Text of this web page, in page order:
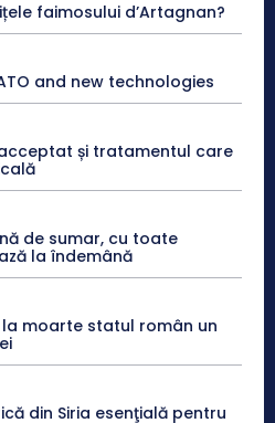
faimosului d’Artagnan?
and new technologies
și tratamentul care
de sumar, cu toate
la îndemână
moarte statul român un
din Siria esenţială pentru